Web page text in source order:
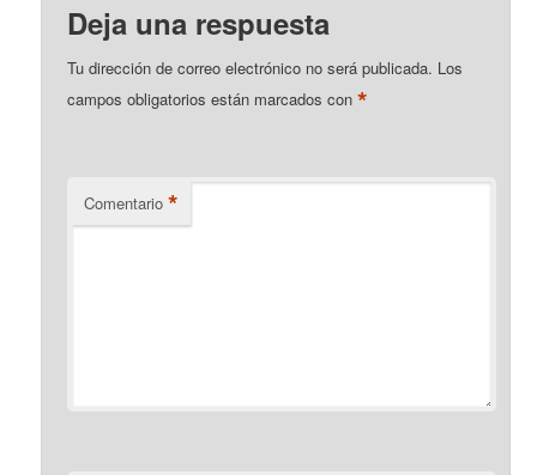
Deja una respuesta
Tu dirección de correo electrónico no será publicada. Los
campos obligatorios están marcados con*
Comentario *